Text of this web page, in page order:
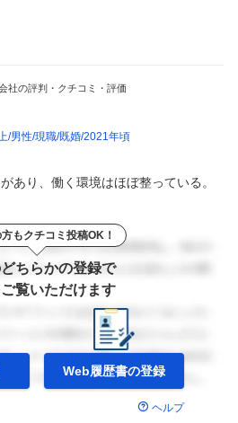
社の評判・クチコミ・評価
男性 現職 既婚 2021年頃
あり、働く環境はほぼ整っている。
もクチコミ投稿OK！
ちらかの登録で
覧いただけます
Web履歴書の登録
ヘルプ